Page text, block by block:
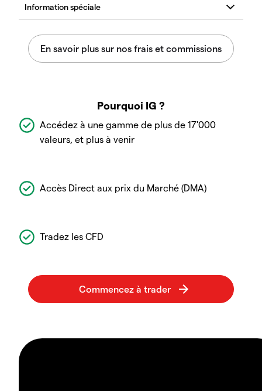
Pourquoi IG ?
Accédez à une gamme de plus de 17'000
valeurs, et plus à venir
Accès Direct aux prix du Marché (DMA)
Tradez les CFD